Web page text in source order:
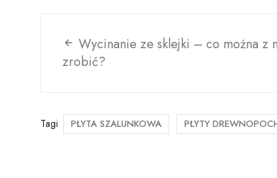
Wycinanie ze sklejki – co można z
zrobić?
Tagi PŁYTA SZALUNKOWA PŁYTY